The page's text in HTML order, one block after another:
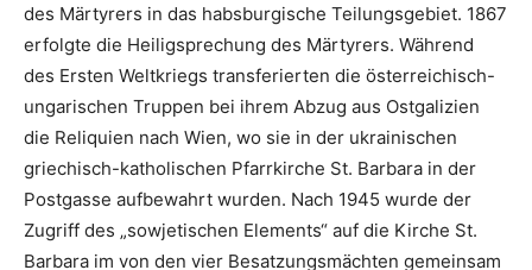
des Märtyrers in das habsburgische Teilungsgebiet. 1867
erfolgte die Heiligsprechung des Märtyrers. Während
des Ersten Weltkriegs transferierten die österreichisch-
ungarischen Truppen bei ihrem Abzug aus Ostgalizien
die Reliquien nach Wien, wo sie in der ukrainischen
griechisch-katholischen Pfarrkirche St. Barbara in der
Postgasse aufbewahrt wurden. Nach 1945 wurde der
Zugriff des „sowjetischen Elements“ auf die Kirche St.
Barbara im von den vier Besatzungsmächten gemeinsam